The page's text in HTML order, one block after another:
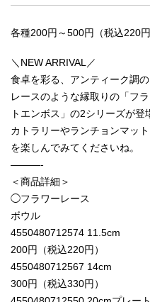
各種200円～500円（税込220円
＼NEW ARRIVAL／
食卓を彩る、アンティーク調
レースのような縁取りの「フ
トエンボス」の2シリーズが登
カトラリーやランチョンマッ
を楽しんでみてくださいね。
———-
＜商品詳細＞
◯フラワーレース
ボウル
4550480712574 11.5cm
200円（税込220円）
4550480712567 14cm
300円（税込330円）